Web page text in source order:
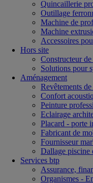
Quincaillerie
Outillage
Machine de
Machine
Accessoires
Hors site
Constructeur
Solutions pour
Aménagement
Revêtements
Confort
Peinture
Eclairage
Placard - porte
Fabricant de
Fournisseur
Dallage piscine
Services btp
Assurance,
Organismes -